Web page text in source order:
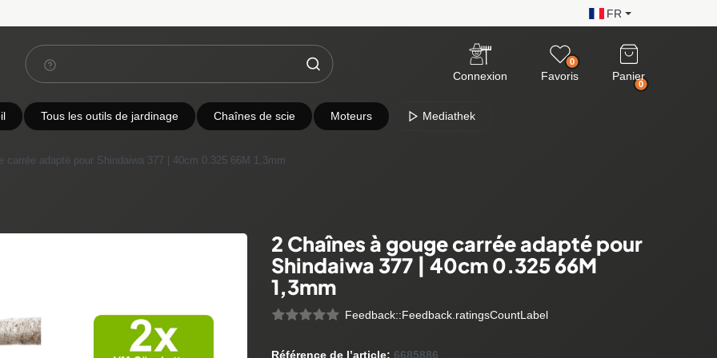
FR
Connexion
0
Favoris
0
Panier
Tous les outils de jardinage Chaînes de scie Moteurs Mediathek
carrée adapté pour Shindaiwa 377 | 40cm 0.325 66M 1,3mm
2 Chaînes à gouge carrée adapté pour
Shindaiwa 377 | 40cm 0.325 66M
1,3mm
Feedback::Feedback.ratingsCountLabel
Référence de l’article: 6685886